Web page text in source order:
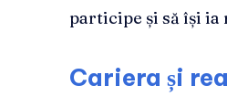
participe și să își
Cariera și